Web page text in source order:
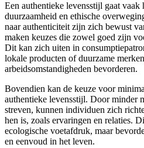
Een authentieke levensstijl gaat vaak
duurzaamheid en ethische
naar authenticiteit zijn zich bewust
maken keuzes die zowel goed zijn
Dit kan zich uiten in
lokale producten of duurzame
arbeidsomstandigheden bevorderen.
Bovendien kan de keuze voor
authentieke levensstijl. Door minder
streven, kunnen individuen zich
hen is, zoals ervaringen en relaties.
ecologische voetafdruk, maar
en eenvoud in het leven.